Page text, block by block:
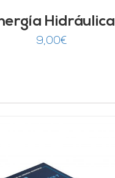
Hidráulica
9,00€